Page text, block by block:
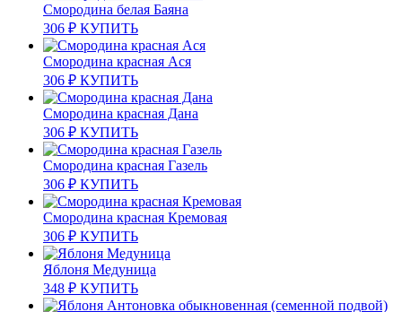
Смородина белая Баяна
306 ₽ КУПИТЬ
Смородина красная Ася
306 ₽ КУПИТЬ
Смородина красная Дана
306 ₽ КУПИТЬ
Смородина красная Газель
306 ₽ КУПИТЬ
Смородина красная Кремовая
306 ₽ КУПИТЬ
Яблоня Медуница
348 ₽ КУПИТЬ